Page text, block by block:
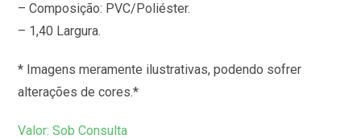
– Composição: PVC/Poliéster.
– 1,40 Largura.
* Imagens meramente ilustrativas, podendo sofrer
alterações de cores.*
Valor: Sob Consulta